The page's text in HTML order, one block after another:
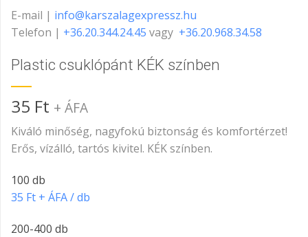
E-mail | info@karszalagexpressz.hu
Telefon | +36.20.344.24.45 vagy +36.20.968.34.58
Plastic csuklópánt KÉK színben
35 Ft + ÁFA
Kiváló minőség, nagyfokú biztonság és komfortérzet!
Erős, vízálló, tartós kivitel. KÉK színben.
100 db
35 Ft + ÁFA / db
200-400 db